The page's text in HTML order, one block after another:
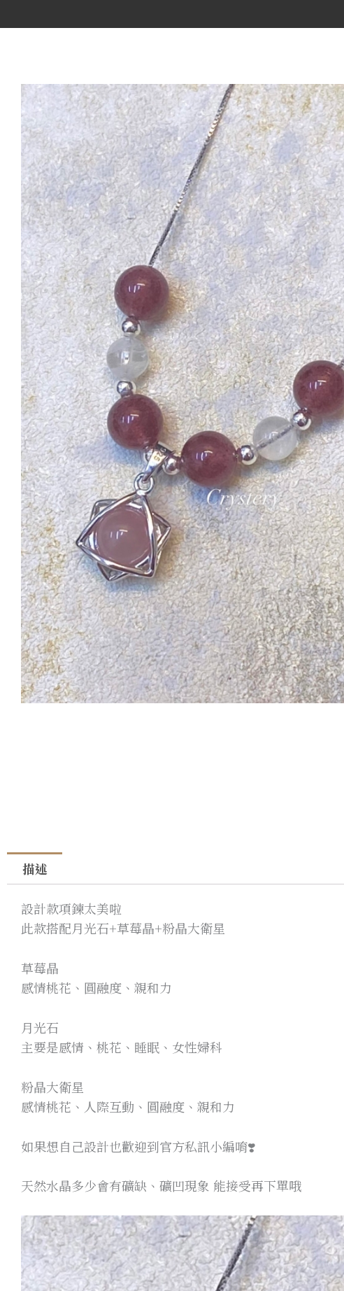
描述
設計款項鍊太美啦
此款搭配月光石+草莓晶+粉晶大衛星
草莓晶
感情桃花、圓融度、親和力
月光石
主要是感情、桃花、睡眠、女性婦科
粉晶大衛星
感情桃花、人際互動、圓融度、親和力
如果想自己設計也歡迎到官方私訊小編唷❣️
天然水晶多少會有礦缺、礦凹現象 能接受再下單哦